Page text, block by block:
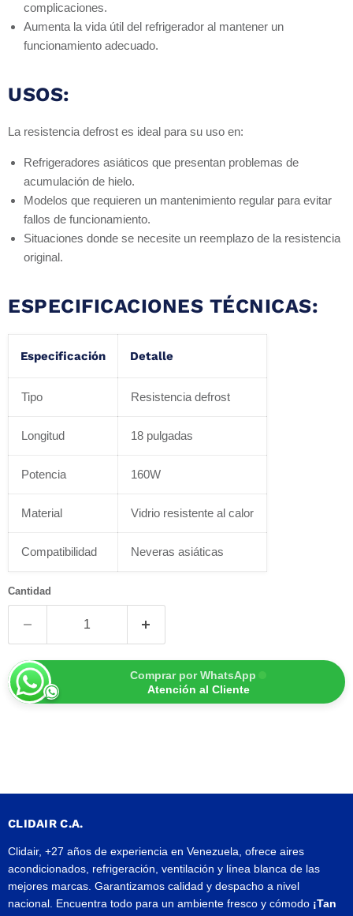
complicaciones.
Aumenta la vida útil del refrigerador al mantener un
funcionamiento adecuado.
USOS:
La resistencia defrost es ideal para su uso en:
Refrigeradores asiáticos que presentan problemas de
acumulación de hielo.
Modelos que requieren un mantenimiento regular para evitar
fallos de funcionamiento.
Situaciones donde se necesite un reemplazo de la resistencia
original.
ESPECIFICACIONES TÉCNICAS:
Especificación Detalle
Tipo Resistencia defrost
Longitud 18 pulgadas
Potencia 160W
Material Vidrio resistente al calor
Compatibilidad Neveras asiáticas
Cantidad
Comprar por WhatsApp
Atención al Cliente
CLIDAIR C.A.
Clidair, +27 años de experiencia en Venezuela, ofrece aires
acondicionados, refrigeración, ventilación y línea blanca de las
mejores marcas. Garantizamos calidad y despacho a nivel
nacional. Encuentra todo para un ambiente fresco y cómodo ¡Tan